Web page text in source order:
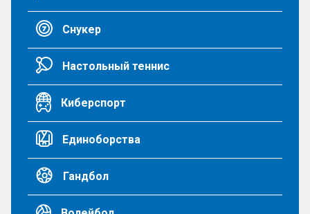
Снукер
Настольный теннис
Киберспорт
Единоборства
Гандбол